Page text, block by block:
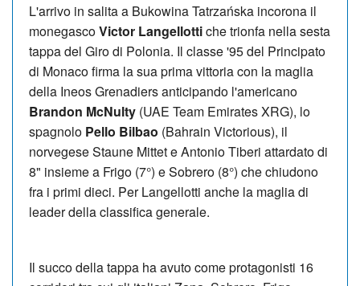
L'arrivo in salita a Bukowina Tatrzańska incorona il
monegascoVictor Langellottiche trionfa nella sesta
tappa del Giro di Polonia. Il classe '95 del Principato
di Monaco firma la sua prima vittoria con la maglia
della Ineos Grenadiers anticipando l'americano
Brandon McNulty (UAE Team Emirates XRG), lo
spagnolo Pello Bilbao (Bahrain Victorious), il
norvegese Staune Mittet e Antonio Tiberi attardato di
8" insieme a Frigo (7°) e Sobrero (8°) che chiudono
fra i primi dieci. Per Langellotti anche la maglia di
leader della classifica generale.
Il succo della tappa ha avuto come protagonisti 16